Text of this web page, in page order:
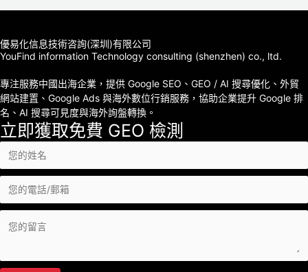
優易化信息技術咨詢(深圳)有限公司
YouFind information Technology consulting (shenzhen) co., ltd.
專注服務中國出海企業，提供 Google SEO、GEO / AI 搜尋優化、外貿
網站建置、Google Ads 與海外數位行銷服務，協助企業提升 Google 排
名、AI 搜尋可見度與海外詢盤轉換。
立即獲取免費 GEO 檢測